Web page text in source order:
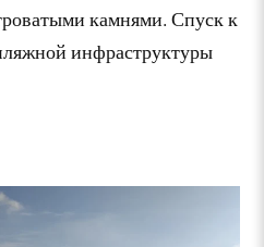
камнями. Спуск к
инфраструктуры